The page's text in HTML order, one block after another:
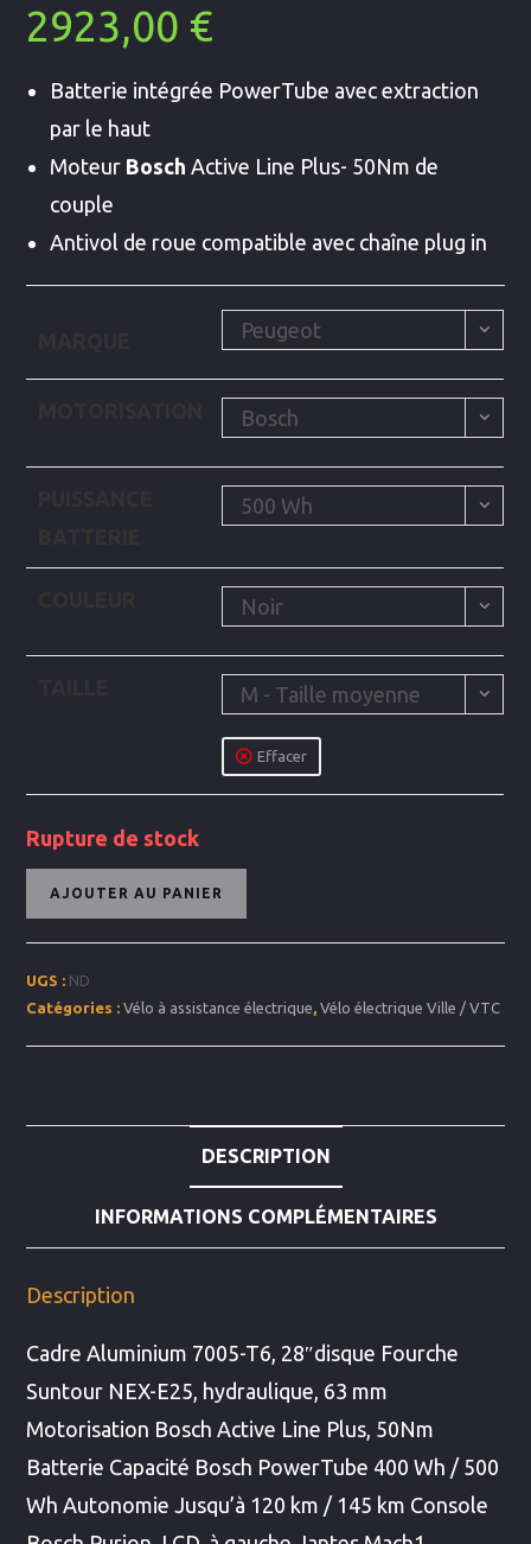
2923,00 €
Batterie intégrée PowerTube avec extraction
par le haut
Moteur Bosch Active Line Plus- 50Nm de
couple
Antivol de roue compatible avec chaîne plug in
Peugeot
Bosch
500 Wh
Noir
M - Taille moyenne
Effacer
Rupture de stock
eC01
Active
AJOUTER AU PANIER
UGS : ND
Catégories :Vélo à assistance électrique,Vélo électrique Ville / VTC
DESCRIPTION
INFORMATIONS COMPLÉMENTAIRES
Description
Cadre Aluminium 7005-T6, 28″disque Fourche
Suntour NEX-E25, hydraulique, 63 mm
Motorisation Bosch Active Line Plus, 50Nm
Batterie Capacité Bosch PowerTube 400 Wh / 500
Wh Autonomie Jusqu’à 120 km / 145 km Console